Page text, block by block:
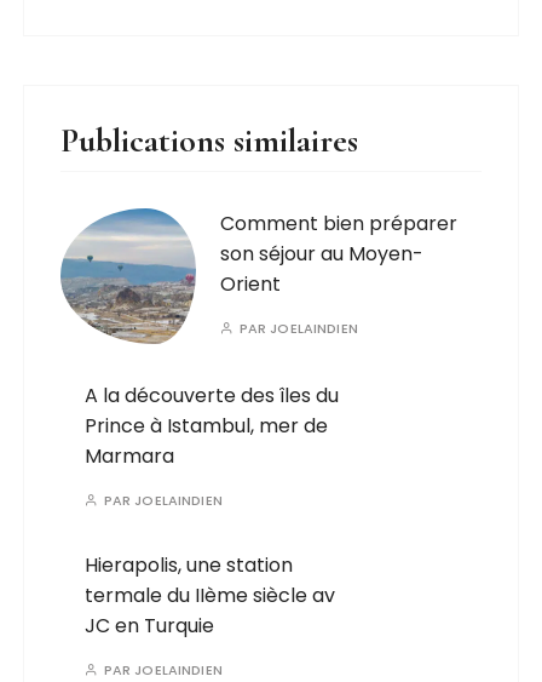
Publications similaires
Comment bien préparer
son séjour au Moyen-
Orient
PAR JOELAINDIEN
A la découverte des îles du
Prince à Istambul, mer de
Marmara
PAR JOELAINDIEN
Hierapolis, une station
termale du IIème siècle av
JC en Turquie
PAR JOELAINDIEN